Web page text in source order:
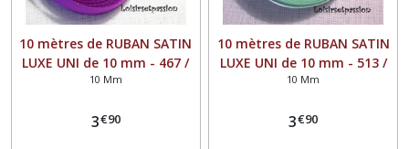
10 mètres de RUBAN SATIN
LUXE UNI de 10 mm - 467 /
VIOLINE - Galon simple
fêtes, loisirs créatifs,
10 Mm
3€90
10 mètres de RUBAN SATIN
LUXE UNI de 10 mm - 513 /
VERT PÂLE - Galon simple
fêtes, loisirs créatifs,
10 Mm
3€90